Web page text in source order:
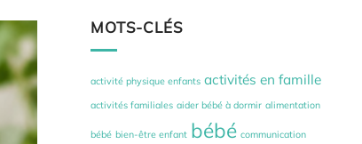
MOTS-CLÉS
activité physique enfants activités en famille
activités familiales aider bébé à dormir alimentation
bébé bien-être enfant bébé communication